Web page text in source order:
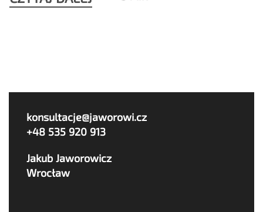
konsultacje@jaworowi.cz
+48 535 920 913
Jakub Jaworowicz
Wrocław